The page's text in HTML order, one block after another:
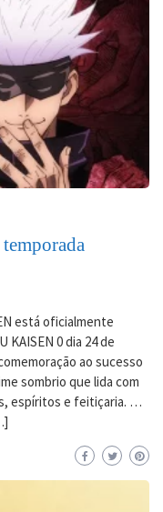
está oficialmente
KAISEN 0 dia 24 de
ao sucesso
sombrio que lida com
espíritos e feitiçaria. …